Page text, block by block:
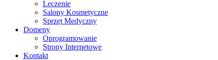
Leczenie
Salony Kosmetyczne
Sprzęt Medyczny
Domeny
Oprogramowanie
Strony Internetowe
Kontakt